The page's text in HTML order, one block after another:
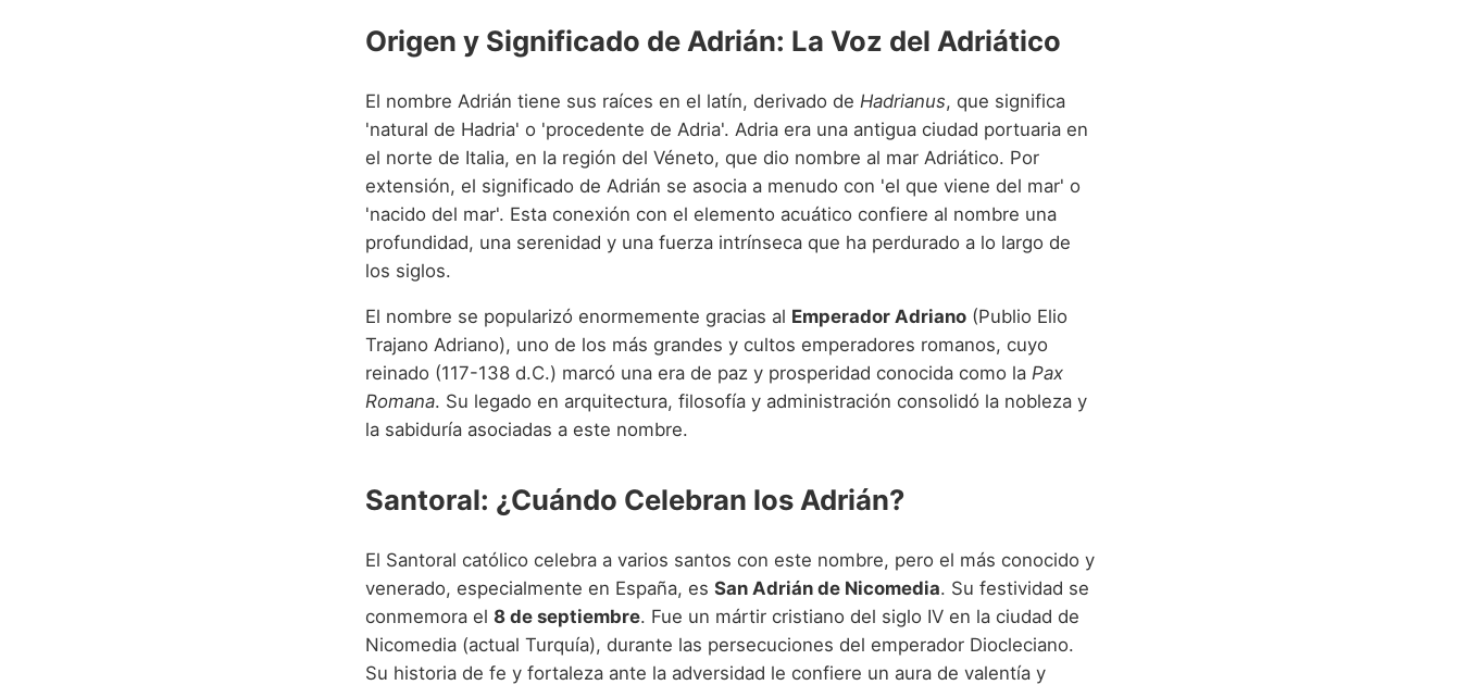
Origen y Significado de Adrián: La Voz del Adriático
El nombre Adrián tiene sus raíces en el latín, derivado de Hadrianus, que significa
'natural de Hadria' o 'procedente de Adria'. Adria era una antigua ciudad portuaria en
el norte de Italia, en la región del Véneto, que dio nombre al mar Adriático. Por
extensión, el significado de Adrián se asocia a menudo con 'el que viene del mar' o
'nacido del mar'. Esta conexión con el elemento acuático confiere al nombre una
profundidad, una serenidad y una fuerza intrínseca que ha perdurado a lo largo de
los siglos.
El nombre se popularizó enormemente gracias al Emperador Adriano (Publio Elio
Trajano Adriano), uno de los más grandes y cultos emperadores romanos, cuyo
reinado (117-138 d.C.) marcó una era de paz y prosperidad conocida como la Pax
Romana. Su legado en arquitectura, filosofía y administración consolidó la nobleza y
la sabiduría asociadas a este nombre.
Santoral: ¿Cuándo Celebran los Adrián?
El Santoral católico celebra a varios santos con este nombre, pero el más conocido y
venerado, especialmente en España, es San Adrián de Nicomedia. Su festividad se
conmemora el 8 de septiembre. Fue un mártir cristiano del siglo IV en la ciudad de
Nicomedia (actual Turquía), durante las persecuciones del emperador Diocleciano.
Su historia de fe y fortaleza ante la adversidad le confiere un aura de valentía y